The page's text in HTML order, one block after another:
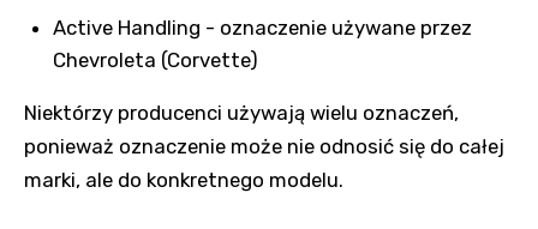
Active Handling - oznaczenie używane przez
Chevroleta (Corvette)
Niektórzy producenci używają wielu oznaczeń,
ponieważ oznaczenie może nie odnosić się do całej
marki, ale do konkretnego modelu.